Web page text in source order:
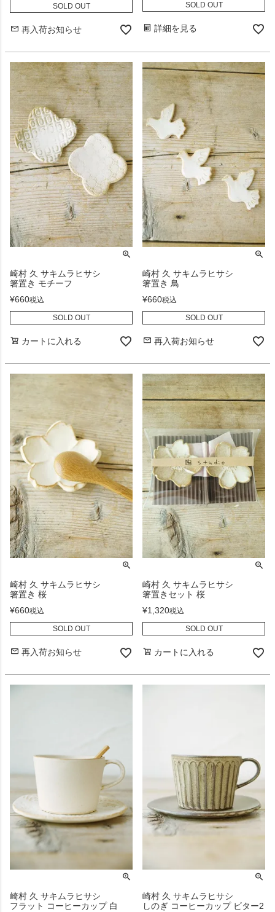
SOLD OUT
再入荷お知らせ
SOLD OUT
詳細を見る
崎村 久 サキムラヒサシ
箸置き モチーフ
¥660税込
SOLD OUT
カートに入れる
崎村 久 サキムラヒサシ
箸置き 鳥
¥660税込
SOLD OUT
再入荷お知らせ
崎村 久 サキムラヒサシ
箸置き 桜
¥660税込
SOLD OUT
再入荷お知らせ
崎村 久 サキムラヒサシ
箸置きセット 桜
¥1,320税込
SOLD OUT
カートに入れる
崎村 久 サキムラヒサシ
フラット コーヒーカップ 白
崎村 久 サキムラヒサシ
しのぎ コーヒーカップ ビター2